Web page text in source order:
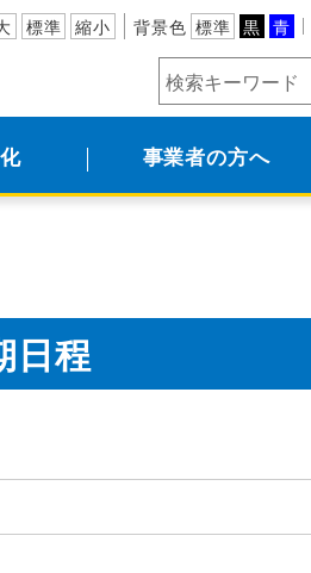
標準 縮小 背景色 標準 黒 青
事業者の方へ
日程